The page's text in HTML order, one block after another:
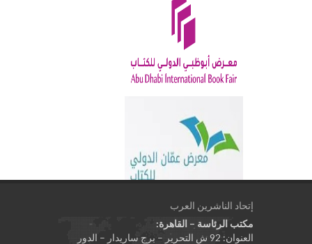
إتحاد الناشرين العرب
مكتب الرئاسة – القاهرة:
العنوان: 92 ش التحرير – برج ساريدار – الدور